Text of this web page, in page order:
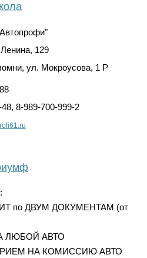
129
ул. Мокроусова, 1 Р
8-989-700-999-2
по ДВУМ ДОКУМЕНТАМ (от
ЛЮБОЙ АВТО
НА КОМИССИЮ АВТО